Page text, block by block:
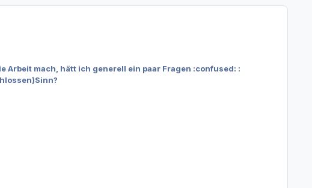
mach, hätt ich generell ein paar Fragen :confused: :